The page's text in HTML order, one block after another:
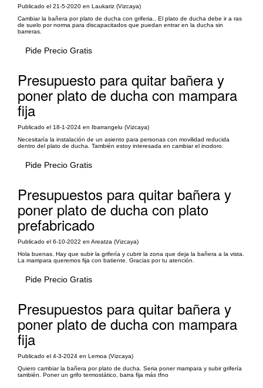
Publicado el 21-5-2020 en Laukariz (Vizcaya)
Cambiar la bañera por plato de ducha con griferia.. El plato de ducha debe ir a ras
de suelo por norma para discapacitados que puedan entrar en la ducha sin
barreras.
Pide Precio Gratis
Presupuesto para quitar bañera y
poner plato de ducha con mampara
fija
Publicado el 18-1-2024 en Ibarrangelu (Vizcaya)
Necesitaría la instalación de un asiento para personas con movilidad reducida
dentro del plato de ducha. También estoy interesada en cambiar el inodoro.
Pide Precio Gratis
Presupuestos para quitar bañera y
poner plato de ducha con plato
prefabricado
Publicado el 6-10-2022 en Areatza (Vizcaya)
Hola buenas. Hay que subir la grifería y cubrir la zona que deja la bañera a la vista.
La mampara queremos fija con batiente. Gracias por tu atención.
Pide Precio Gratis
Presupuestos para quitar bañera y
poner plato de ducha con mampara
fija
Publicado el 4-3-2024 en Lemoa (Vizcaya)
Quiero cambiar la bañera por plato de ducha. Seria poner mampara y subir grifería
también. Poner un grifo termostático, barra fija más tfno